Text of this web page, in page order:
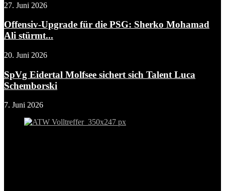
27. Juni 2026
Offensiv-Upgrade für die PSG: Sherko Mohamad
Ali stürmt...
20. Juni 2026
SpVg Eidertal Molfsee sichert sich Talent Luca
Schemborski
7. Juni 2026